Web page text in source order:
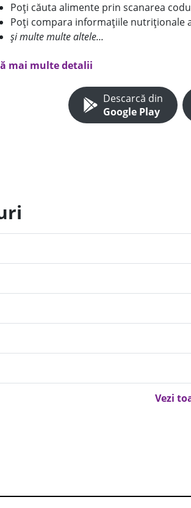
Poți căuta alimente prin scanarea
Poți compara informațiile nutriționale
și multe multe altele...
mai multe detalii
Descarcă din
Google Play
Vezi